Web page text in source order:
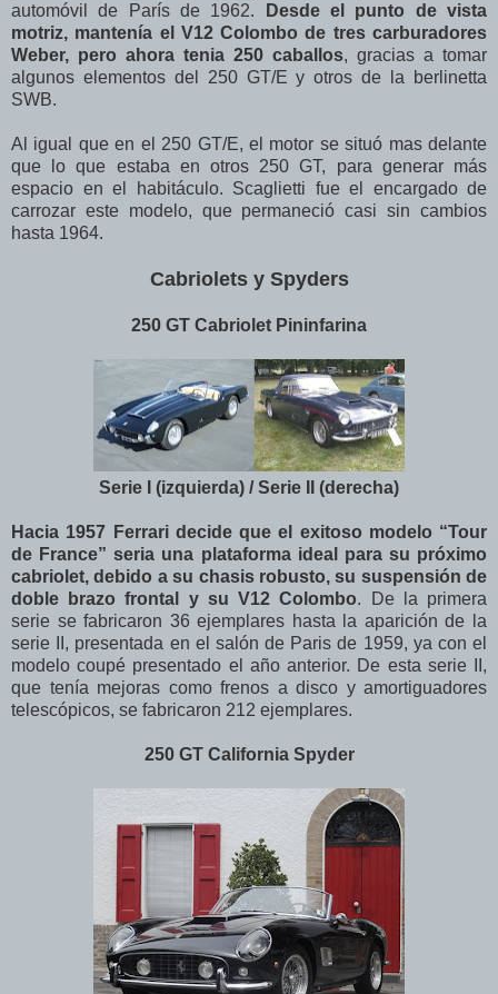
automóvil de París de 1962.
Desde el punto de vista
motriz, mantenía el V12 Colombo de tres carburadores
Weber, pero ahora tenia 250 caballos, gracias a tomar
algunos elementos del 250 GT/E y otros de la berlinetta
SWB.
Al igual que en el 250 GT/E, el motor se situó mas delante
que lo que estaba en otros 250 GT, para generar más
espacio en el habitáculo. Scaglietti fue el encargado de
carrozar este modelo, que permaneció casi sin cambios
hasta 1964.
Cabriolets y Spyders
250 GT Cabriolet Pininfarina
Serie I (izquierda) / Serie II (derecha)
Hacia 1957 Ferrari decide que el exitoso modelo “Tour
de France” seria una plataforma ideal para su próximo
cabriolet, debido a su chasis robusto, su suspensión de
doble brazo frontal y su V12 Colombo. De la primera
serie se fabricaron 36 ejemplares hasta la aparición de la
serie II, presentada en el salón de Paris de 1959, ya con el
modelo coupé presentado el año anterior. De esta serie II,
que tenía mejoras como frenos a disco y amortiguadores
telescópicos, se fabricaron 212 ejemplares.
250 GT California Spyder